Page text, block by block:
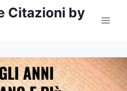
Citazioni by